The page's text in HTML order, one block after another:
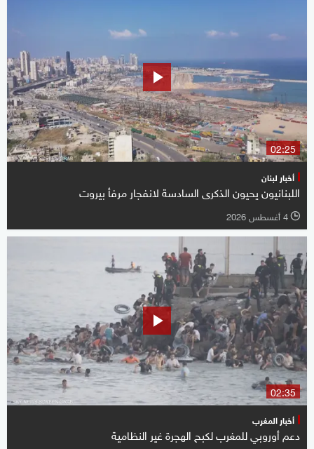
02:25
أخبار لبنان
اللبنانيون يحيون الذكرى السادسة لانفجار مرفأ بيروت
l 4 أغسطس 2026
02:35
أخبار المغرب
دعم أوروبي للمغرب لكبح الهجرة غير النظامية